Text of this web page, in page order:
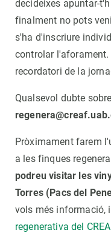
decideixes apuntar-
finalment no pots
s'ha d'inscriure
controlar l'aforament.
recordatori de la
Qualsevol dubte
Pròximament farem
a les finques
podreu visitar les
Torres (Pacs del
vols més informació,
regenerativa del